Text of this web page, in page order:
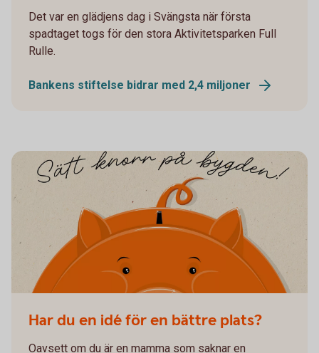
Det var en glädjens dag i Svängsta när första
spadtaget togs för den stora Aktivitetsparken Full
Rulle.
Bankens stiftelse bidrar med 2,4 miljoner
Har du en idé för en bättre plats?
Oavsett om du är en mamma som saknar en